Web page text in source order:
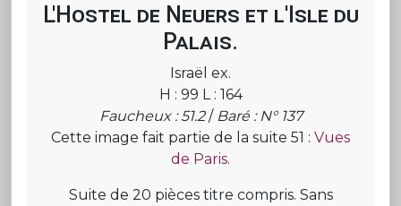
L'Hostel de Neuers et l'Isle du
Palais.
Israël ex.
H : 99 L : 164
Faucheux : 51.2/ Baré : N° 137
Cette image fait partie de la suite 51 : Vues
de Paris.
Suite de 20 pièces titre compris. Sans